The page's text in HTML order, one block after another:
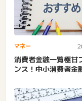
マネー
消費者金融一覧極甘
ンス！中小消費者金
査...